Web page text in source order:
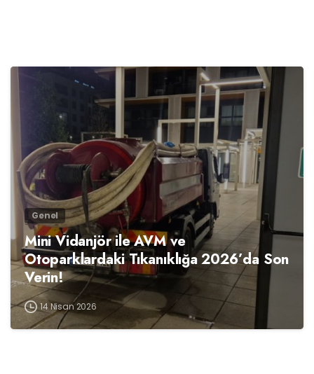
Genel
Mini Vidanjör ile AVM ve
Otoparklardaki Tıkanıklığa 2026’da Son
Verin!
14 Nisan 2026